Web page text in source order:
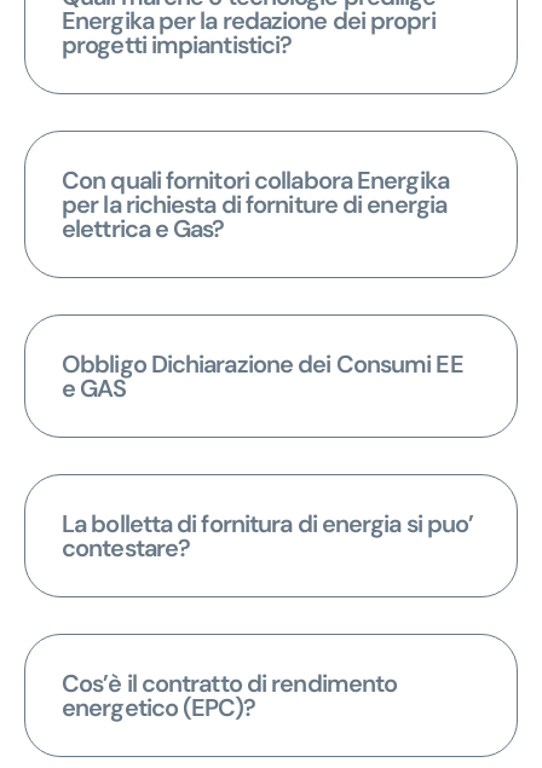
Energika per la redazione dei propri
progetti impiantistici?
Con quali fornitori collabora Energika
per la richiesta di forniture di energia
elettrica e Gas?
Obbligo Dichiarazione dei Consumi EE
e GAS
La bolletta di fornitura di energia si puo’
contestare?
Cos’è il contratto di rendimento
energetico (EPC)?